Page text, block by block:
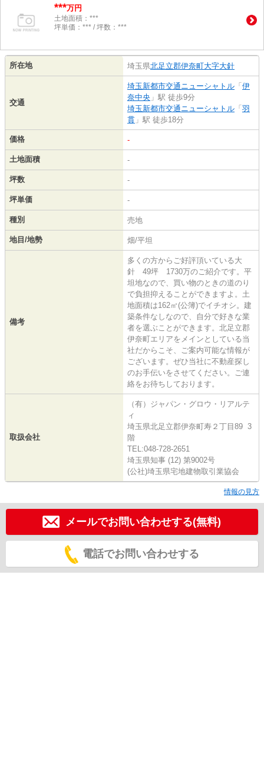
***万円
土地面積：***
坪単価：*** / 坪数：***
所在地 埼玉県北足立郡伊奈町大字大針
交通
埼玉新都市交通ニューシャトル 「 伊
奈中央 」駅 徒歩9分
埼玉新都市交通ニューシャトル 「 羽
貫 」駅 徒歩18分
価格 -
土地面積 -
坪数 -
坪単価 -
種別 売地
地目/地勢 畑/平坦
備考
多くの方からご好評頂いている大
針 49坪 1730万のご紹介です。平
坦地なので、買い物のときの道のり
で負担抑えることができますよ。土
地面積は162㎡(公簿)でイチオシ。建
築条件なしなので、自分で好きな業
者を選ぶことができます。北足立郡
伊奈町エリアをメインとしている当
社だからこそ、ご案内可能な情報が
ございます。ぜひ当社に不動産探し
のお手伝いをさせてください。ご連
絡をお待ちしております。
取扱会社
（有）ジャパン・グロウ・リアルテ
ィ
埼玉県北足立郡伊奈町寿２丁目89 3
階
TEL:048-728-2651
埼玉県知事 (12) 第9002号
(公社)埼玉県宅地建物取引業協会
情報の見方
メールでお問い合わせする(無料)
電話でお問い合わせする